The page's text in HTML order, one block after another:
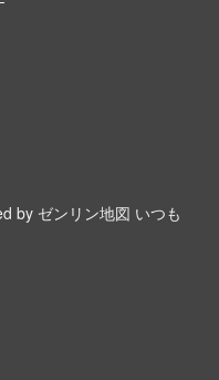
by ゼンリン地図 いつも